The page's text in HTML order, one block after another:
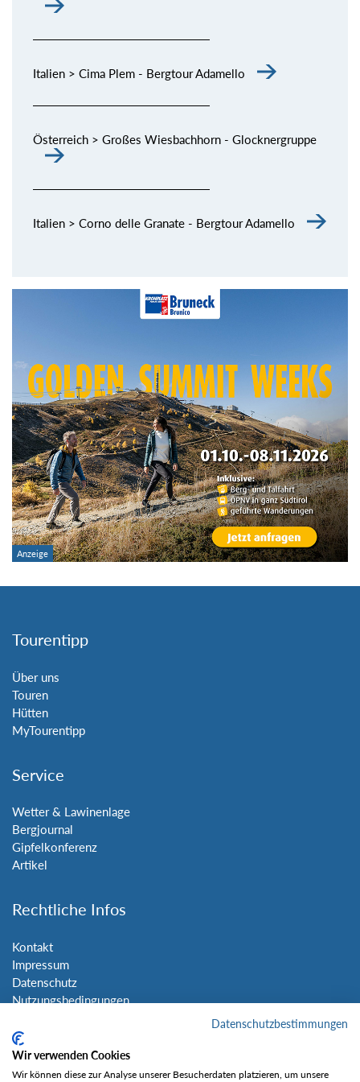
Italien > Cima Plem - Bergtour Adamello
Österreich > Großes Wiesbachhorn - Glocknergruppe
Italien > Corno delle Granate - Bergtour Adamello
Tourentipp
Über uns
Touren
Hütten
MyTourentipp
Service
Wetter & Lawinenlage
Bergjournal
Gipfelkonferenz
Artikel
Rechtliche Infos
Kontakt
Impressum
Datenschutz
Nutzungsbedingungen
Social Media
Datenschutzbestimmungen
Wir verwenden Cookies
Wir können diese zur Analyse unserer Besucherdaten platzieren, um unsere